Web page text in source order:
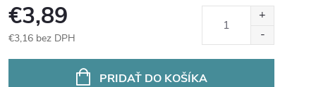
€3,89
€3,16 bez DPH
PRIDAŤ DO KOŠÍKA